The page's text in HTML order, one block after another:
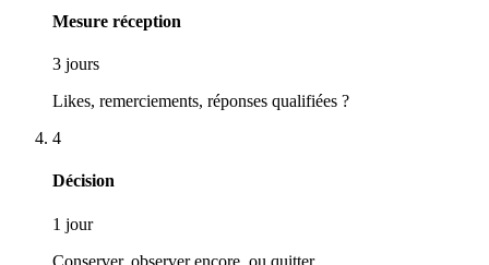
Mesure réception
3 jours
Likes, remerciements, réponses qualifiées ?
4
Décision
1 jour
Conserver, observer encore, ou quitter.